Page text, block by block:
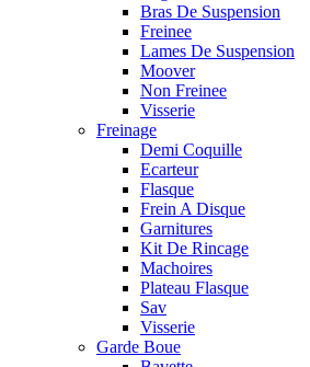
Bras De Suspension
Freinee
Lames De Suspension
Moover
Non Freinee
Visserie
Freinage
Demi Coquille
Ecarteur
Flasque
Frein A Disque
Garnitures
Kit De Rincage
Machoires
Plateau Flasque
Sav
Visserie
Garde Boue